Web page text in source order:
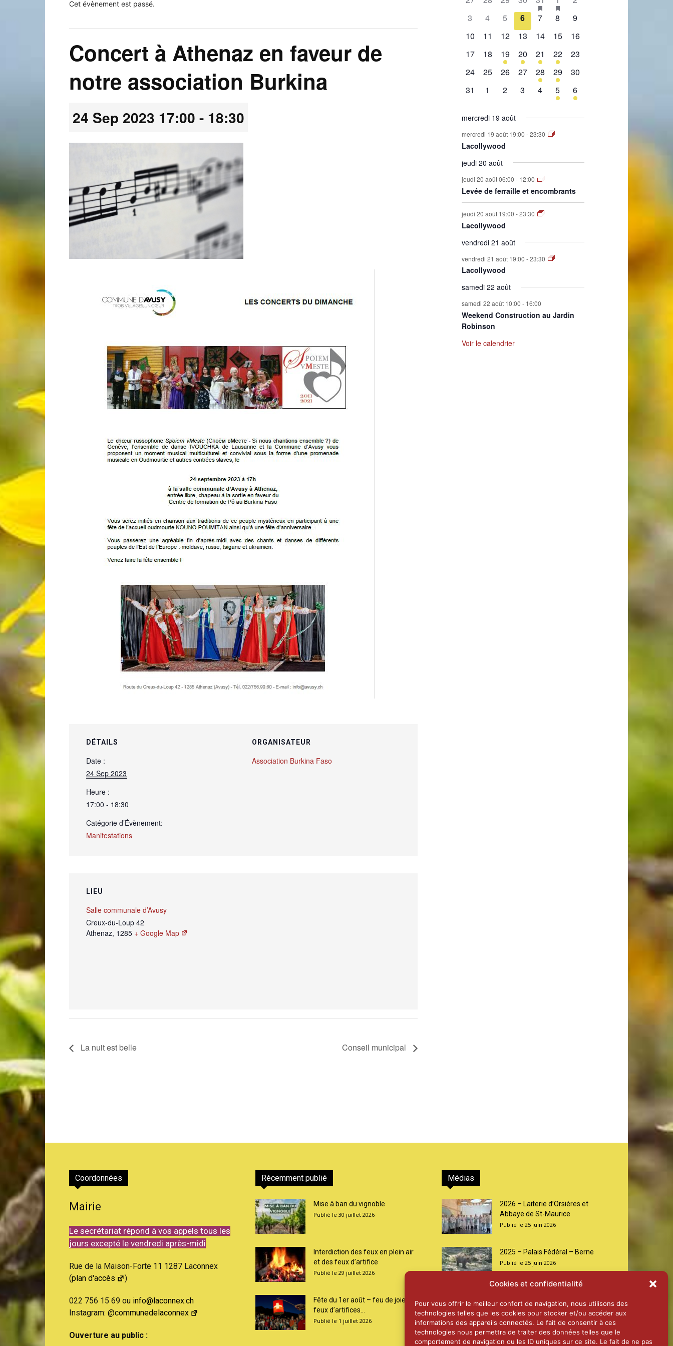
Cookies et confidentialité
Pour vous offrir le meilleur confort de navigation, nous utilisons des
technologies telles que les cookies pour stocker et/ou accéder aux
informations des appareils connectés. Le fait de consentir à ces
technologies nous permettra de traiter des données telles que le
comportement de navigation ou les ID uniques sur ce site. Le fait de ne pas
Laconnex
Cet évènement est passé.
Concert à Athenaz en faveur de
notre association Burkina
24 Sep 2023 17:00 - 18:30
DÉTAILS
Date :
24 Sep 2023
Heure :
17:00 - 18:30
Catégorie d’Évènement:
Manifestations
ORGANISATEUR
Association Burkina Faso
LIEU
Salle communale d’Avusy
Creux-du-Loup 42
Athenaz, 1285 + Google Map
La nuit est belle Conseil municipal
de
Évènements
évènement,évènement,
évènement,
évènement,évènements,
0
3
0
évènement,
4
0
évènement,
5
0
évènement,
6
0
7
0
8
0
9
0
10
0
11
0
12
0
13
0
14
0
15
0
16
0
évènement,
17
0
évènement,
18
1
évènement,
19
2
évènements,
20
1
évènement,
21
2
évènements,
22
0
23
0
24
0
25
0
évènement,
26
0
évènement,
27
1
évènement,
28
1
évènement,
29
0
30
0
31
0
1
0
2
0
évènement,
3
0
évènement,
4
1
évènement,
5
1
évènement,
6
mercredi 19 août
mercredi 19 août 19:00 -23:30
Lacollywood
jeudi 20 août
jeudi 20 août 06:00 - 12:00
Levée de ferraille et encombrants
jeudi 20 août 19:00 -23:30
Lacollywood
vendredi 21 août
vendredi 21 août 19:00 -23:30
Lacollywood
samedi 22 août
samedi 22 août 10:00 - 16:00
Weekend Construction au Jardin
Robinson
Voir le calendrier
Coordonnées
Mairie
Le secrétariat répond à vos appels tous les
jours excepté le vendredi après-midi
Rue de la Maison-Forte 11 1287 Laconnex
(plan d'accès )
022 756 15 69 ou info@laconnex.ch
Instagram: @communedelaconnex
Ouverture au public :
Récemment publié
Mise à ban du vignoble
30 juillet 2026
Interdiction des feux en plein air
et des feux d’artifice
29 juillet 2026
Fête du 1er août – feu de joie et
feux d’artifices...
1 juillet 2026
Médias
2026 – Laiterie d’Orsières et
Abbaye de St-Maurice
25 juin 2026
2025 – Palais Fédéral – Berne
25 juin 2026
Aînés – Noël 2024
14 janvier 2025